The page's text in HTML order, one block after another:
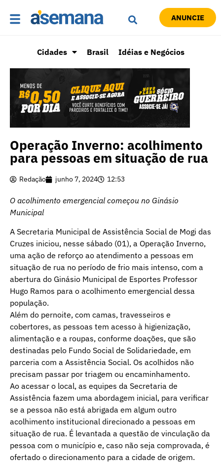
ANUNCIE
Cidades Brasil Idéias e Negócios
Operação Inverno: acolhimento
para pessoas em situação de rua
Redação junho 7, 2024 12:53
O acolhimento emergencial começou no Ginásio
Municipal
A Secretaria Municipal de Assistência Social de Mogi das
Cruzes iniciou, nesse sábado (01), a Operação Inverno,
uma ação de reforço ao atendimento a pessoas em
situação de rua no período de frio mais intenso, com a
abertura do Ginásio Municipal de Esportes Professor
Hugo Ramos para o acolhimento emergencial dessa
população.
Além do pernoite, com camas, travesseiros e
cobertores, as pessoas tem acesso à higienização,
alimentação e a roupas, conforme doações, que são
destinadas pelo Fundo Social de Solidariedade, em
parceria com a Assistência Social. Os acolhidos não
precisam passar por triagem ou encaminhamento.
Ao acessar o local, as equipes da Secretaria de
Assistência fazem uma abordagem inicial, para verificar
se a pessoa não está abrigada em algum outro
acolhimento institucional direcionado a pessoas em
situação de rua. É levantada a questão de vinculação da
pessoa com o município e, caso não seja comprovada, é
ofertado o direcionamento para a cidade de origem.